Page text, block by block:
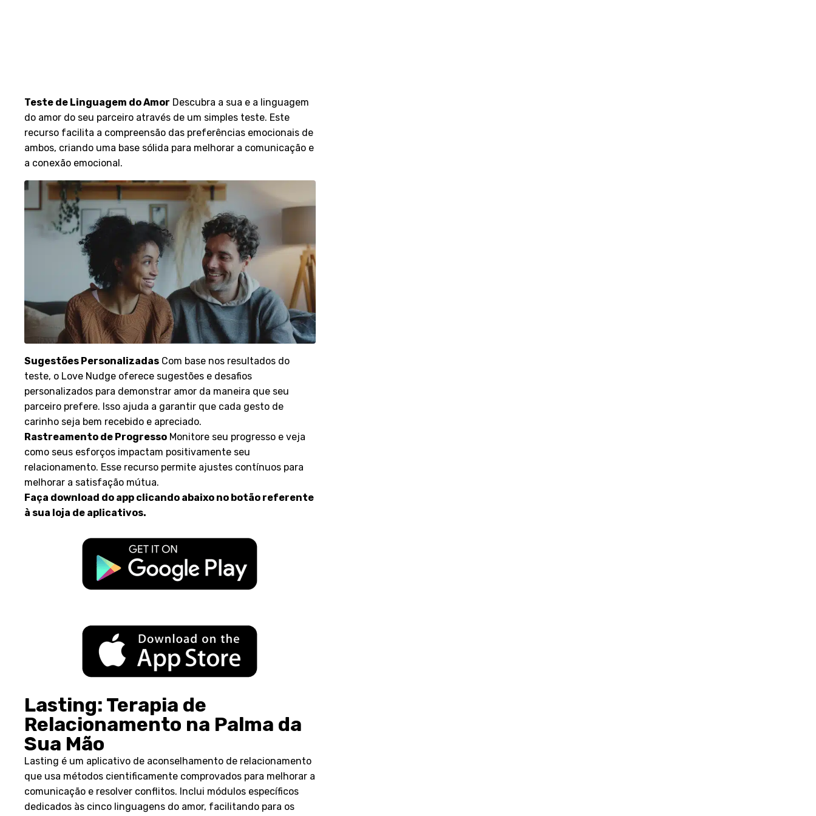
Teste de Linguagem do Amor Descubra a sua e a linguagem
do amor do seu parceiro através de um simples teste. Este
recurso facilita a compreensão das preferências emocionais de
ambos, criando uma base sólida para melhorar a comunicação e
a conexão emocional.
Sugestões Personalizadas Com base nos resultados do
teste, o Love Nudge oferece sugestões e desafios
personalizados para demonstrar amor da maneira que seu
parceiro prefere. Isso ajuda a garantir que cada gesto de
carinho seja bem recebido e apreciado.
Rastreamento de Progresso Monitore seu progresso e veja
como seus esforços impactam positivamente seu
relacionamento. Esse recurso permite ajustes contínuos para
melhorar a satisfação mútua.
Faça download do app clicando abaixo no botão referente
à sua loja de aplicativos.
Lasting: Terapia de
Relacionamento na Palma da
Sua Mão
Lasting é um aplicativo de aconselhamento de relacionamento
que usa métodos cientificamente comprovados para melhorar a
comunicação e resolver conflitos. Inclui módulos específicos
dedicados às cinco linguagens do amor, facilitando para os